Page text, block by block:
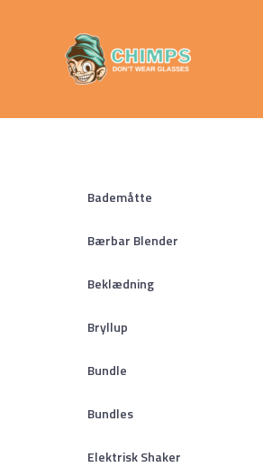
Bademåtte
Bærbar Blender
Beklædning
Bryllup
Bundle
Bundles
Elektrisk Shaker